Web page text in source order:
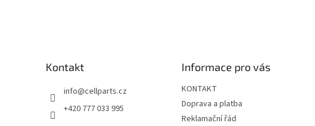
Kontakt
info@cellparts.cz
+420 777 033 995
Informace pro vás
KONTAKT
Doprava a platba
Reklamační řád